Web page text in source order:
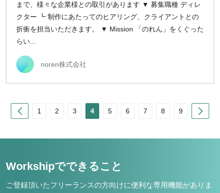
まで、様々な企業様との取引があります ▼ 募集職種 ディレ
クター ┗ 制作にあたってのヒアリング、クライアントとの
折衝を担当いただきます。 ▼ Mission 「のれん」をくぐった
らい...
noren株式会社
Prev1 2 3 4 5 6 7 8 9
Workshipでできること
ご登録頂いたフリーランスの方向けに便利な専用機能がありま